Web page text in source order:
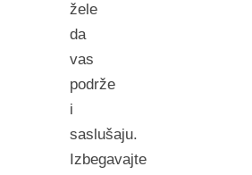
žele
da
vas
podrže
i
saslušaju.
Izbegavajte